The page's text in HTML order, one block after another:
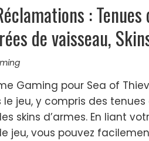
: Tenues
de vaisseau,
Gaming pour Sea of
jeu, y compris des
skins d’armes. En liant
jeu, vous pouvez